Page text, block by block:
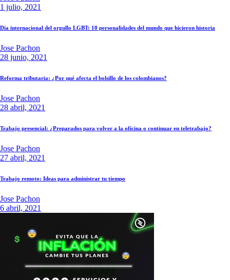
1 julio, 2021
Día internacional del orgullo LGBT: 10 personalidades del mundo que hicieron historia
Jose Pachon
28 junio, 2021
Reforma tributaria: ¿Por qué afecta el bolsillo de los colombianos?
Jose Pachon
28 abril, 2021
Trabajo presencial: ¿Preparados para volver a la oficina o continuar en teletrabajo?
Jose Pachon
27 abril, 2021
Trabajo remoto: Ideas para administrar tu tiempo
Jose Pachon
6 abril, 2021